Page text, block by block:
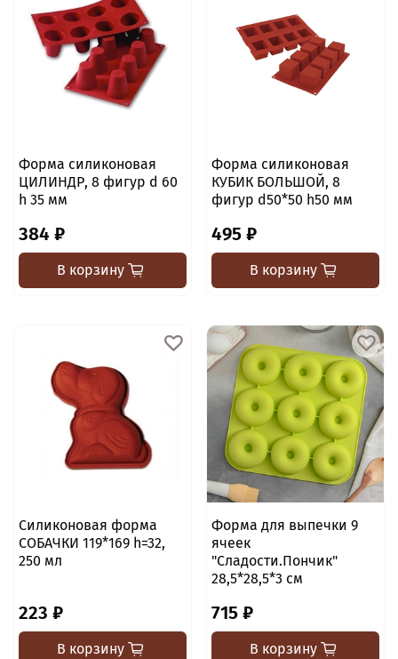
Форма силиконовая
ЦИЛИНДР, 8 фигур d 60
h 35 мм
384 ₽
В корзину
Форма силиконовая
КУБИК БОЛЬШОЙ, 8
фигур d50*50 h50 мм
495 ₽
В корзину
Силиконовая форма
СОБАЧКИ 119*169 h=32,
250 мл
223 ₽
В корзину
Форма для выпечки 9
ячеек
"Сладости.Пончик"
28,5*28,5*3 см
715 ₽
В корзину